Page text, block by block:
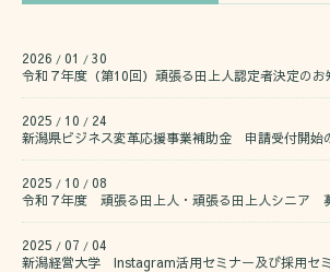
2026 / 01 / 30
令和７年度（第10回）頑張る田上人認定者決定のお
2025 / 10 / 24
新潟県ビジネス変革応援事業補助金 申請受付開始
2025 / 10 / 08
令和７年度 頑張る田上人・頑張る田上人シニア
2025 / 07 / 04
新潟経営大学 Instagram活用セミナー及び採用セ